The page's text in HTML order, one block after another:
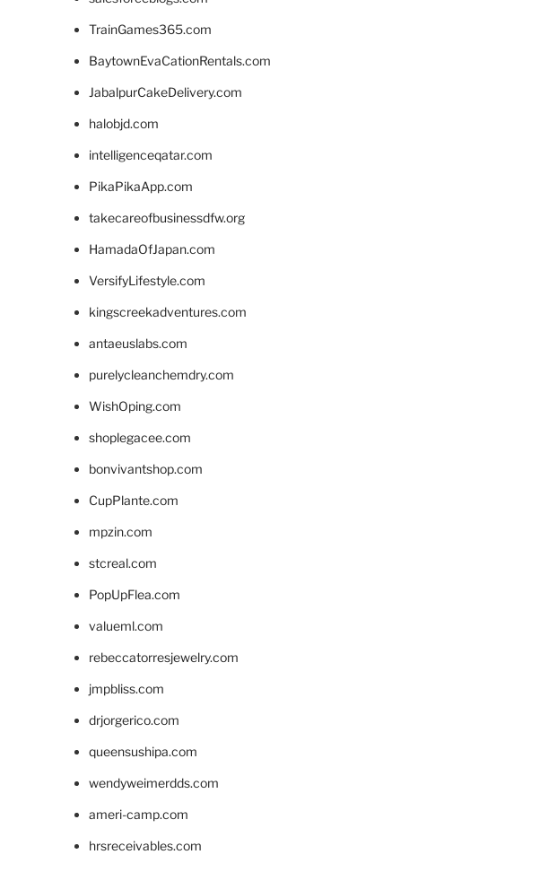
TrainGames365.com
BaytownEvaCationRentals.com
JabalpurCakeDelivery.com
halobjd.com
intelligenceqatar.com
PikaPikaApp.com
takecareofbusinessdfw.org
HamadaOfJapan.com
VersifyLifestyle.com
kingscreekadventures.com
antaeuslabs.com
purelycleanchemdry.com
WishOping.com
shoplegacee.com
bonvivantshop.com
CupPlante.com
mpzin.com
stcreal.com
PopUpFlea.com
valueml.com
rebeccatorresjewelry.com
jmpbliss.com
drjorgerico.com
queensushipa.com
wendyweimerdds.com
ameri-camp.com
hrsreceivables.com